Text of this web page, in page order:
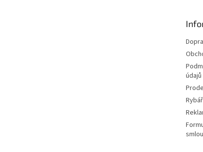
údajů